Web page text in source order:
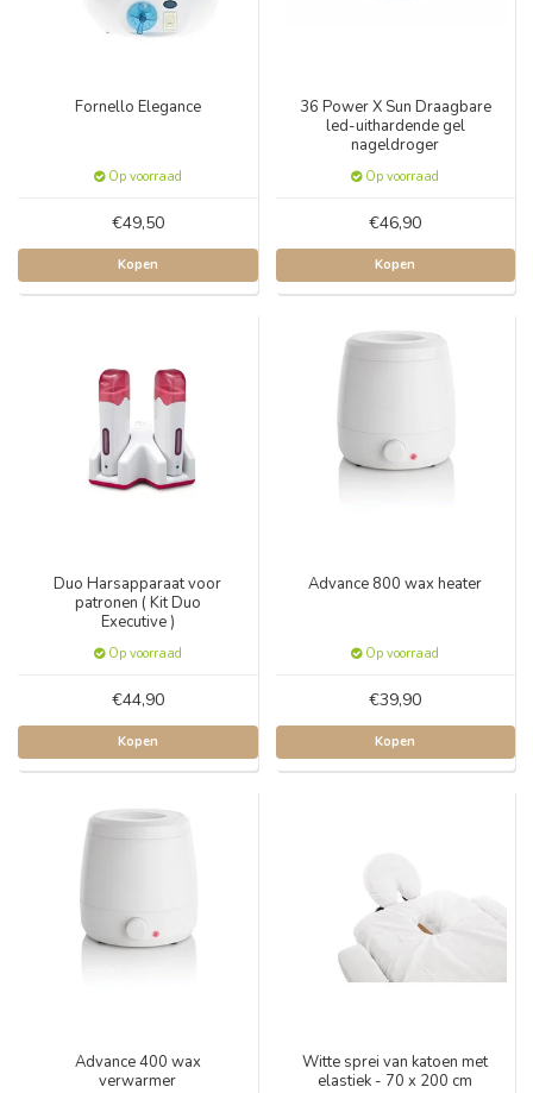
Fornello Elegance
Op voorraad
€49,50
Kopen
36 Power X Sun Draagbare
led-uithardende gel
nageldroger
Op voorraad
€46,90
Kopen
Duo Harsapparaat voor
patronen ( Kit Duo
Executive )
Op voorraad
€44,90
Kopen
Advance 800 wax heater
Op voorraad
€39,90
Kopen
Advance 400 wax
verwarmer
Witte sprei van katoen met
elastiek - 70 x 200 cm